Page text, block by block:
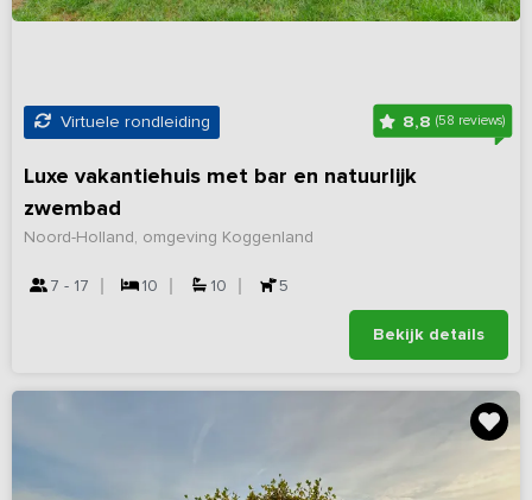
Virtuele rondleiding 8,8 (58 reviews)
Luxe vakantiehuis met bar en natuurlijk
zwembad
Noord-Holland, omgeving Koggenland
7 - 17 10 10 5
Bekijk details